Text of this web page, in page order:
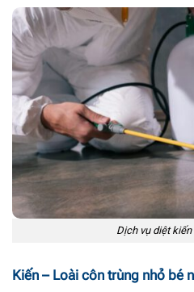
Dịch vụ diệt kiến
Kiến – Loài côn trùng nhỏ bé